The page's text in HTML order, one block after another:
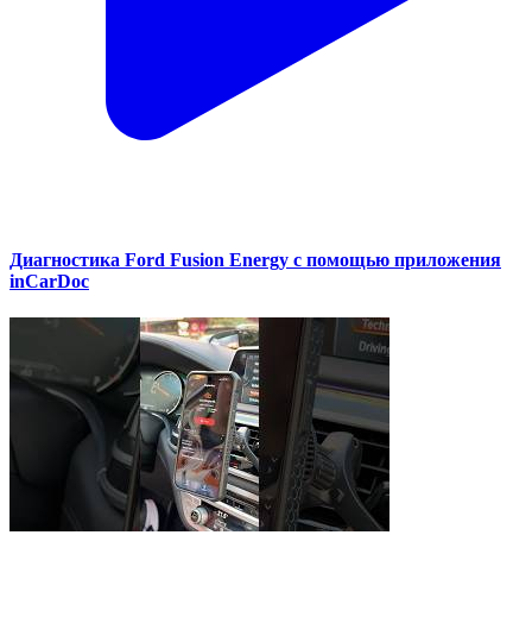
Диагностика Ford Fusion Energy с помощью приложения
inCarDoc